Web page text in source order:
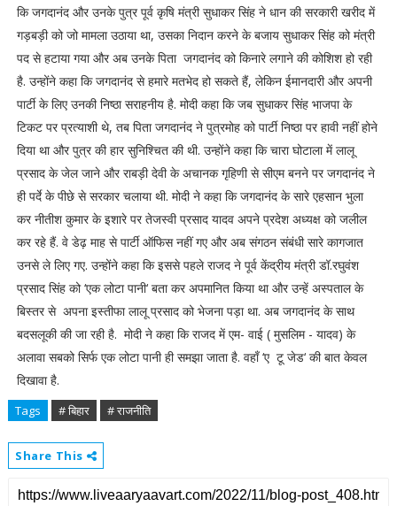
कि जगदानंद और उनके पुत्र पूर्व कृषि मंत्री सुधाकर सिंह ने धान की सरकारी खरीद में
गड़बड़ी को जो मामला उठाया था, उसका निदान करने के बजाय सुधाकर सिंह को मंत्री
पद से हटाया गया और अब उनके पिता जगदानंद को किनारे लगाने की कोशिश हो रही
है. उन्होंने कहा कि जगदानंद से हमारे मतभेद हो सकते हैं, लेकिन ईमानदारी और अपनी
पार्टी के लिए उनकी निष्ठा सराहनीय है. मोदी कहा कि जब सुधाकर सिंह भाजपा के
टिकट पर प्रत्याशी थे, तब पिता जगदानंद ने पुत्रमोह को पार्टी निष्ठा पर हावी नहीं होने
दिया था और पुत्र की हार सुनिश्चित की थी. उन्होंने कहा कि चारा घोटाला में लालू
प्रसाद के जेल जाने और राबड़ी देवी के अचानक गृहिणी से सीएम बनने पर जगदानंद ने
ही पर्दे के पीछे से सरकार चलाया थी. मोदी ने कहा कि जगदानंद के सारे एहसान भुला
कर नीतीश कुमार के इशारे पर तेजस्वी प्रसाद यादव अपने प्रदेश अध्यक्ष को जलील
कर रहे हैं. वे डेढ़ माह से पार्टी ऑफिस नहीं गए और अब संगठन संबंधी सारे कागजात
उनसे ले लिए गए. उन्होंने कहा कि इससे पहले राजद ने पूर्व केंद्रीय मंत्री डॉ.रघुवंश
प्रसाद सिंह को ‘एक लोटा पानी‘ बता कर अपमानित किया था और उन्हें अस्पताल के
बिस्तर से अपना इस्तीफा लालू प्रसाद को भेजना पड़ा था. अब जगदानंद के साथ
बदसलूकी की जा रही है. मोदी ने कहा कि राजद में एम- वाई ( मुसलिम - यादव) के
अलावा सबको सिर्फ एक लोटा पानी ही समझा जाता है. वहाँ ‘ए टू जेड‘ की बात केवल
दिखावा है.
Tags # बिहार # राजनीति
Share This